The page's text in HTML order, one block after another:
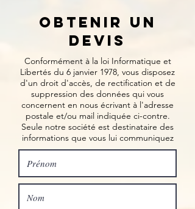
Obtenir un
devis
Conformément à la loi Informatique et
Libertés du 6 janvier 1978, vous disposez
d'un droit d'accès, de rectification et de
suppression des données qui vous
concernent en nous écrivant à l'adresse
postale et/ou mail indiquée ci-contre.
Seule notre société est destinataire des
informations que vous lui communiquez